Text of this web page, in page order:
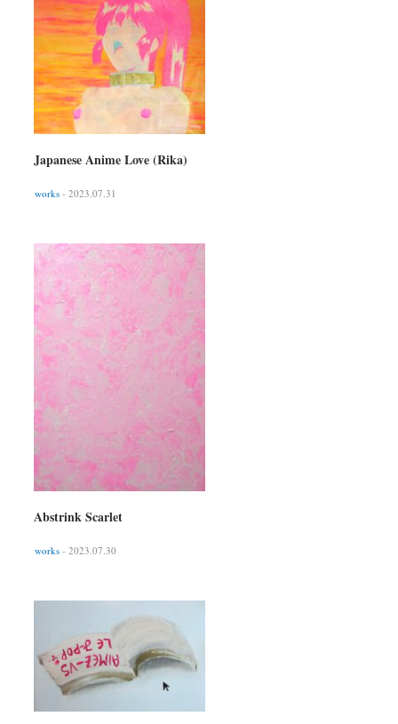
Japanese Anime Love (Rika)
works - 2023.07.31
Abstrink Scarlet
works - 2023.07.30